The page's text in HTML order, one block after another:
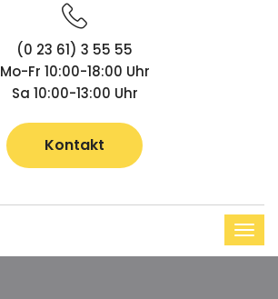
(0 23 61) 3 55 55
Mo-Fr 10:00-18:00 Uhr
Sa 10:00-13:00 Uhr
Kontakt